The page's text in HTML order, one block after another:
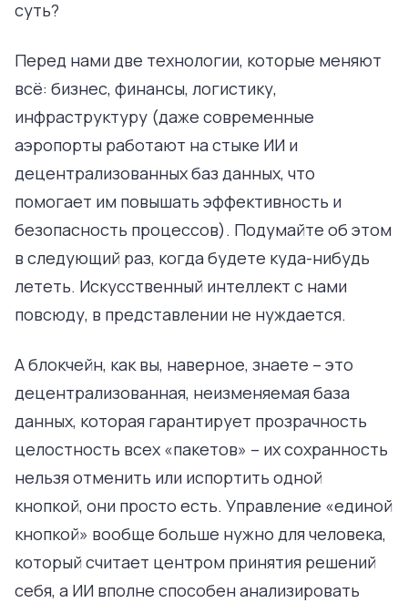
суть?
Перед нами две технологии, которые меняют
всё: бизнес, финансы, логистику,
инфраструктуру (даже современные
аэропорты работают на стыке ИИ и
децентрализованных баз данных, что
помогает им повышать эффективность и
безопасность процессов). Подумайте об этом
в следующий раз, когда будете куда-нибудь
лететь. Искусственный интеллект с нами
повсюду, в представлении не нуждается.
А блокчейн, как вы, наверное, знаете – это
децентрализованная, неизменяемая база
данных, которая гарантирует прозрачность
целостность всех «пакетов» – их сохранность
нельзя отменить или испортить одной
кнопкой, они просто есть. Управление «единой
кнопкой» вообще больше нужно для человека,
который считает центром принятия решений
себя, а ИИ вполне способен анализировать